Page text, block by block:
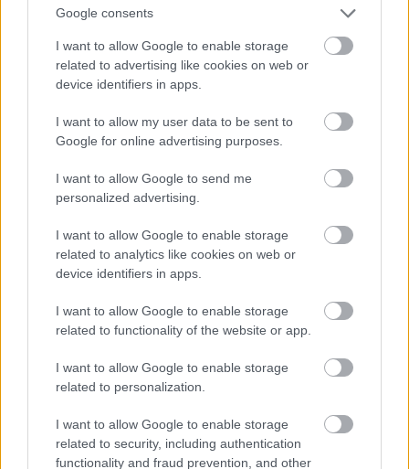
Google consents
I want to allow Google to enable storage
related to advertising like cookies on web or
device identifiers in apps.
I want to allow my user data to be sent to
Google for online advertising purposes.
I want to allow Google to send me
personalized advertising.
I want to allow Google to enable storage
related to analytics like cookies on web or
device identifiers in apps.
I want to allow Google to enable storage
related to functionality of the website or app.
I want to allow Google to enable storage
related to personalization.
I want to allow Google to enable storage
related to security, including authentication
functionality and fraud prevention, and other
FOTO. “Vai tas ir normāli?” Guntars veikalā
nopērk tomātu, taču, pārgriežot to uz
pusēm, viņu sagaida pārsteigums
Kāduncis mugurā! Bagātā Krievijas
kaimiņvalsts praktiski atteikusies no
Krievijas naftas iepirkšanas
Šīm 3 zodiaka zīmēm augusts būs īsts
Ar šo zodiaka zīmju pārstāvjiem labāk
kā pamatīgi atriebties
Atcelt Ziņot